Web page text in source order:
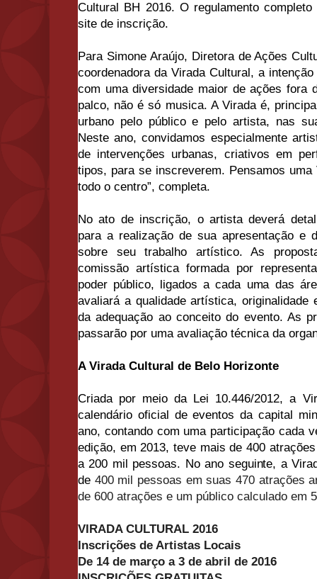
Cultural BH 2016. O regulamento
site de inscrição.
Para Simone Araújo, Diretora de Ações
coordenadora da Virada Cultural, a
com uma diversidade maior de ações fora
palco, não é só musica. A Virada é,
urbano pelo público e pelo artista, nas
Neste ano, convidamos especialmente
de intervenções urbanas, criativos em
tipos, para se inscreverem. Pensamos
todo o centro”, completa.
No ato de inscrição, o artista deverá
para a realização de sua apresentação e
sobre seu trabalho artístico. As
comissão artística formada por
poder público, ligados a cada uma das
avaliará a qualidade artística, originalidade
da adequação ao conceito do evento. As
passarão por uma avaliação técnica da
A Virada Cultural de Belo Horizonte
Criada por meio da Lei 10.446/2012, a
calendário oficial de eventos da capital
ano, contando com uma participação cada
edição, em 2013, teve mais de 400
a 200 mil pessoas. No ano seguinte, a
de 400 mil pessoas em suas 470 atrações
de 600 atrações e um público calculado em
VIRADA CULTURAL 2016
Inscrições de Artistas Locais
De 14 de março a 3 de abril de 2016